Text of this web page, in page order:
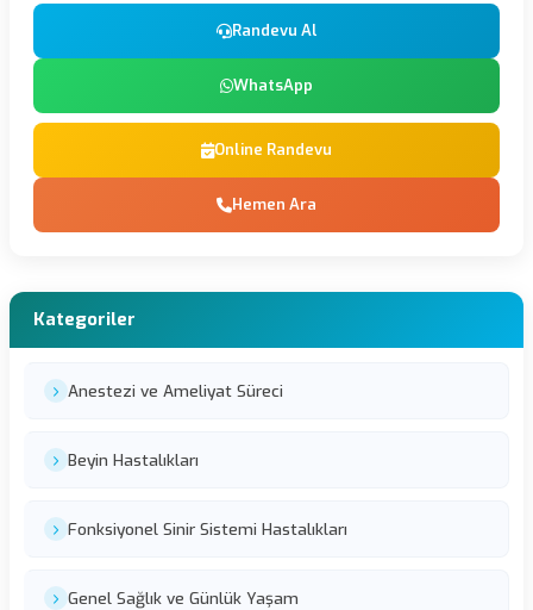
Randevu Al
WhatsApp
Online Randevu
Hemen Ara
Kategoriler
Anestezi ve Ameliyat Süreci
Beyin Hastalıkları
Fonksiyonel Sinir Sistemi Hastalıkları
Genel Sağlık ve Günlük Yaşam